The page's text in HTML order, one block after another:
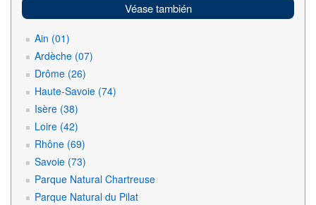
Véase también
Ain (01)
Ardèche (07)
Drôme (26)
Haute-Savoie (74)
Isère (38)
Loire (42)
Rhône (69)
Savoie (73)
Parque Natural Chartreuse
Parque Natural du Pilat